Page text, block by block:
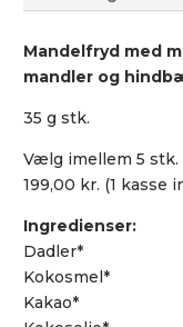
Mandelfryd med
mandler og
35 g stk.
Vælg imellem 5 stk.
199,00 kr. (1 kasse
Ingredienser:
Dadler*
Kokosmel*
Kakao*